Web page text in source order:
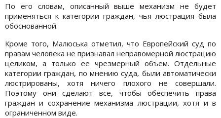
По его словам, описанный выше механизм не будет
применяться к категории граждан, чья люстрация была
обоснованной.
Кроме того, Малюська отметил, что Европейский суд по
правам человека не признавал неправомерной люстрацию
целиком, а только ее чрезмерный объем. Отдельные
категории граждан, по мнению суда, были автоматически
люстрированы, хотя ничего плохого не совершали.
Поэтому они сделают все, чтобы обеспечить права
граждан и сохранение механизма люстрации, хотя и в
ограниченном виде.